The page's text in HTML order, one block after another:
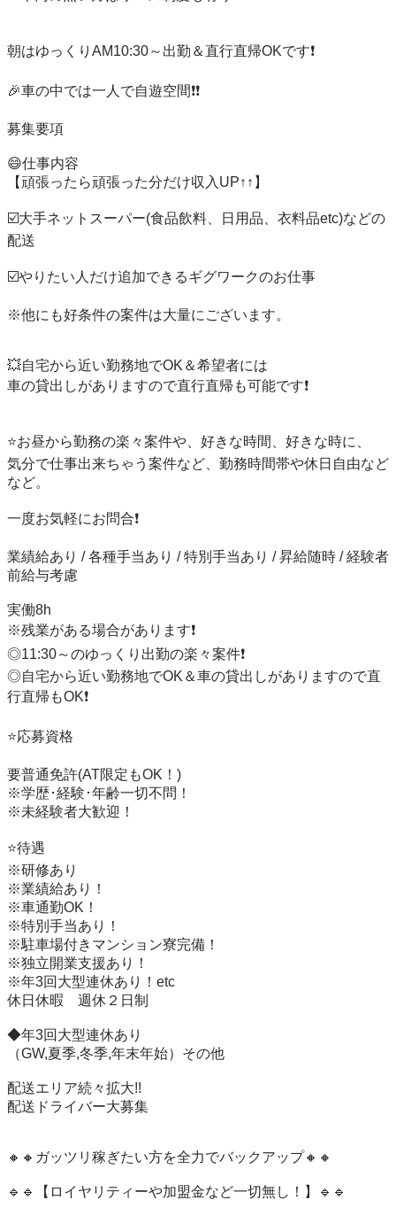
朝はゆっくりAM10:30～出勤＆直行直帰OKです❗️
🎉車の中では一人で自遊空間❗️❗️
募集要項
😄仕事内容
【頑張ったら頑張った分だけ収入UP↑↑】
☑️大手ネットスーパー(食品飲料、日用品、衣料品etc)などの
配送
☑️やりたい人だけ追加できるギグワークのお仕事
※他にも好条件の案件は大量にございます。
💥自宅から近い勤務地でOK＆希望者には
車の貸出しがありますので直行直帰も可能です❗️
⭐️お昼から勤務の楽々案件や、好きな時間、好きな時に、
気分で仕事出来ちゃう案件など、勤務時間帯や休日自由など
など。
一度お気軽にお問合❗️
業績給あり / 各種手当あり / 特別手当あり / 昇給随時 / 経験者
前給与考慮
実働8h
※残業がある場合があります❗️
◎11:30～のゆっくり出勤の楽々案件❗️
◎自宅から近い勤務地でOK＆車の貸出しがありますので直
行直帰もOK❗️
⭐️応募資格
要普通免許(AT限定もOK！)
※学歴･経験･年齢一切不問！
※未経験者大歓迎！
⭐️待遇
※研修あり
※業績給あり！
※車通勤OK！
※特別手当あり！
※駐車場付きマンション寮完備！
※独立開業支援あり！
※年3回大型連休あり！etc
休日休暇　週休２日制
◆年3回大型連休あり
（GW,夏季,冬季,年末年始）その他
配送エリア続々拡大!!
配送ドライバー大募集
🔸🔸ガッツリ稼ぎたい方を全力でバックアップ🔸🔸
🔹🔹【ロイヤリティーや加盟金など一切無し！】🔹🔹